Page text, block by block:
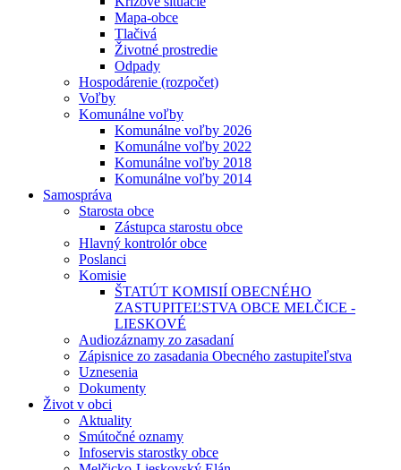
Mapa-obce
Tlačivá
Životné prostredie
Odpady
Hospodárenie (rozpočet)
Voľby
Komunálne voľby
Komunálne voľby 2026
Komunálne voľby 2022
Komunálne voľby 2018
Komunálne voľby 2014
Samospráva
Starosta obce
Zástupca starostu obce
Hlavný kontrolór obce
Poslanci
Komisie
ŠTATÚT KOMISIÍ OBECNÉHO
ZASTUPITEĽSTVA OBCE MELČICE -
LIESKOVÉ
Audiozáznamy zo zasadaní
Zápisnice zo zasadania Obecného zastupiteľstva
Uznesenia
Dokumenty
Život v obci
Aktuality
Smútočné oznamy
Infoservis starostky obce